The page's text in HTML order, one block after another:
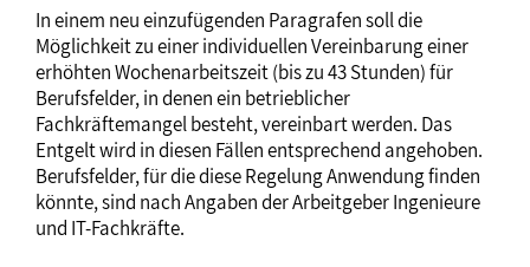
In einem neu einzufügenden Paragrafen soll die
Möglichkeit zu einer individuellen Vereinbarung einer
erhöhten Wochenarbeitszeit (bis zu 43 Stunden) für
Berufsfelder, in denen ein betrieblicher
Fachkräftemangel besteht, vereinbart werden. Das
Entgelt wird in diesen Fällen entsprechend angehoben.
Berufsfelder, für die diese Regelung Anwendung finden
könnte, sind nach Angaben der Arbeitgeber Ingenieure
und IT-Fachkräfte.